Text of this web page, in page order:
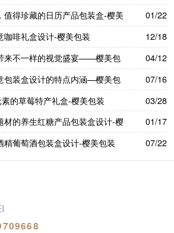
值得珍藏的日历产品包装盒-樱美
01/22
咖啡礼盒设计-樱美包装
12/18
来不一样的视觉盛宴——樱美包
04/12
包装盒设计的特点内涵—樱美包
07/16
的草莓特产礼盒-樱美包装
03/28
材的养生红糖产品包装盒设计-樱
01/17
精葡萄酒包装盒设计-樱美包装
07/22